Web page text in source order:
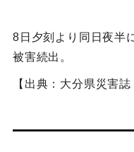
8日夕刻より同日夜半
被害続出。
【出典：大分県災害